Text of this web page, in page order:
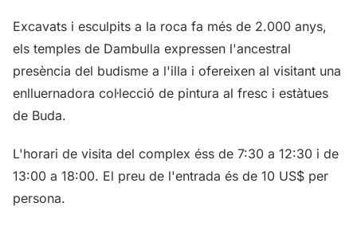
Excavats i esculpits a la roca fa més de 2.000 anys,
els temples de Dambulla expressen l'ancestral
presència del budisme a l'illa i ofereixen al visitant una
enlluernadora col·lecció de pintura al fresc i estàtues
de Buda.
L'horari de visita del complex éss de 7:30 a 12:30 i de
13:00 a 18:00. El preu de l'entrada és de 10 US$ per
persona.